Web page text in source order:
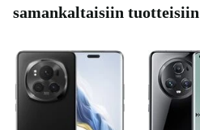
samankaltaisiin tuotteisiin